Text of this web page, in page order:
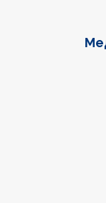
Фуутер